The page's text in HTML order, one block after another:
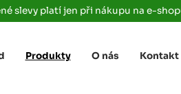
slevy platí jen při nákupu na e-
Produkty O nás Kontakt